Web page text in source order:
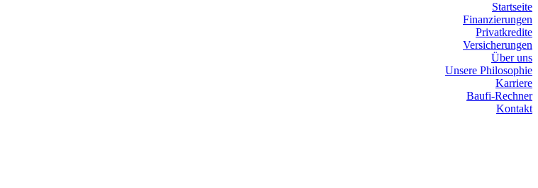
Startseite
Finanzierungen
Privatkredite
Versicherungen
Über uns
Unsere Philosophie
Karriere
Baufi-Rechner
Kontakt